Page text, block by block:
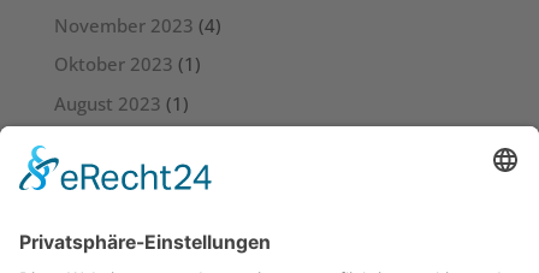
November 2023 (4)
Oktober 2023 (1)
August 2023 (1)
Juni 2023(3)
April 2023